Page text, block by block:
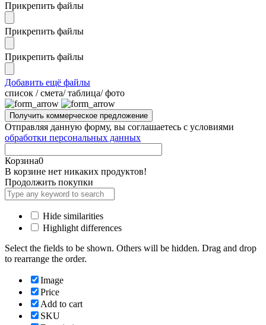
Прикрепить файлы
Прикрепить файлы
Прикрепить файлы
Добавить ещё файлы
cписок / смета/ таблица/ фото
Отправляя данную форму, вы соглашаетесь с условиями
обработки персональных данных
Корзина0
В корзине нет никаких продуктов!
Продолжить покупки
Hide similarities
Highlight differences
Select the fields to be shown. Others will be hidden. Drag and drop
to rearrange the order.
Image
Price
Add to cart
SKU